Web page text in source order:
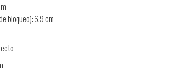
bloqueo): 6,9 cm